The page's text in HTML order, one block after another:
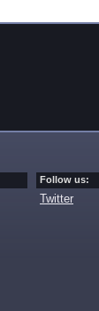
Follow us:
Twitter